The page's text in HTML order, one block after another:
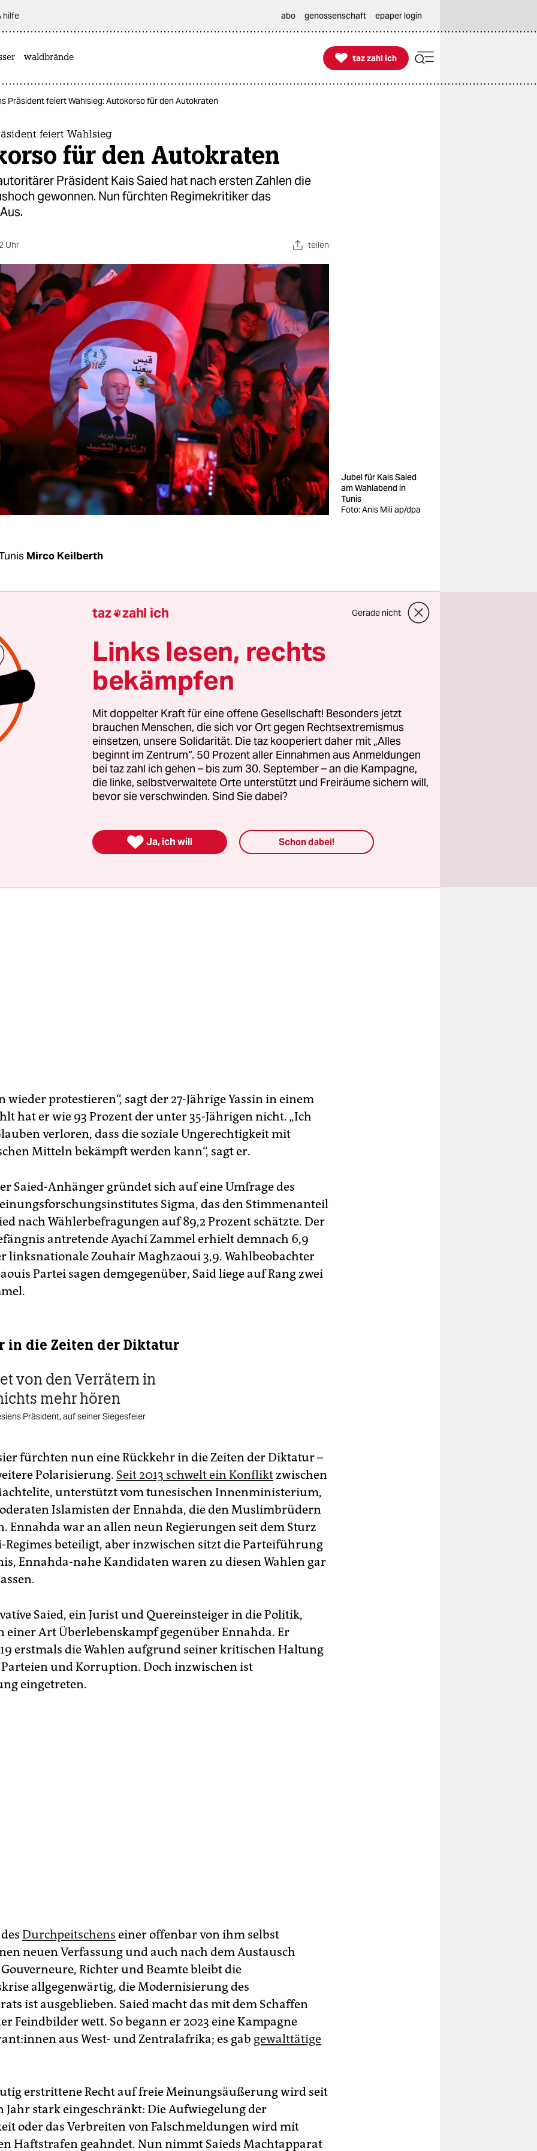
hilfe abo genossenschaft epaper login
waldbrände 
taz zahl ich
taz zahl ich
Präsident feiert Wahlsieg: Autokorso für den Autokraten
feiert Wahlsieg
für den Autokraten
Präsident Kais Saied hat nach ersten Zahlen die
gewonnen. Nun fürchten Regimekritiker das
Uhr teilen
Jubel für Kais Saied
am Wahlabend in
Tunis
Foto: Anis Mili ap/dpa
Mirco Keilberth
Stunden nach Schließung der Wahllokale erklärte sich
Kais Saiedam Sonntagabend zum Sieger der
Da hatte die
nationale Wahlbehörde ISIE
mit knapp 28 Prozent niedrige Wahlbeteiligung
Mehrere hundert Anhänger von Saied brachen
einem Autokorso auf. Vor dem Nationaltheater und den
staatlichen Fernsehens feierten sie ausgelassen.
von den Verrätern und Korrupten in Zukunft nichts mehr
der Präsident. In Kreisen der Zivilgesellschaft
am Montag Schockstarre. Nachdem in der
der Wahl die Büros mehrerer Menschenrechtsinitiativen
Ben Ali erinnert, der2011 im „Arabischen Frühling gestürzte
wieder protestieren“, sagt der 27-Jährige Yassin in einem
hat er wie 93 Prozent der unter 35-Jährigen nicht. „Ich
verloren, dass die soziale Ungerechtigkeit mit
Mitteln bekämpft werden kann“, sagt er.
Saied-Anhänger gründet sich auf eine Umfrage des
Sigma, das den Stimmenanteil
nach Wählerbefragungen auf 89,2 Prozent schätzte. Der
antretende Ayachi Zammel erhielt demnach 6,9
linksnationale Zouhair Maghzaoui 3,9. Wahlbeobachter
Partei sagen demgegenüber, Said liege auf Rang zwei
in die Zeiten der Diktatur
von den Verrätern in
mehr hören
Präsident, auf seiner Siegesfeier
fürchten nun eine Rückkehr in die Zeiten der Diktatur –
Polarisierung. Seit 2013 schwelt ein Konflikt zwischen
unterstützt vom tunesischen Innenministerium,
Islamisten der Ennahda, die den Muslimbrüdern
Ennahda war an allen neun Regierungen seit dem Sturz
Regimes beteiligt, aber inzwischen sitzt die Parteiführung
Ennahda-nahe Kandidaten waren zu diesen Wahlen gar
Saied, ein Jurist und Quereinsteiger in die Politik,
einer Art Überlebenskampf gegenüber Ennahda. Er
erstmals die Wahlen aufgrund seiner kritischen Haltung
und Korruption. Doch inzwischen ist
eingetreten.
Durchpeitschens einer offenbar von ihm selbst
neuen Verfassung und auch nach dem Austausch
Richter und Beamte bleibt die
allgegenwärtig, die Modernisierung des
ist ausgeblieben. Saied macht das mit dem Schaffen
Feindbilder wett. So begann er 2023 eine Kampagne
aus West- und Zentralafrika; es gab gewalttätige
erstrittene Recht auf freie Meinungsäußerung wird seit
Jahr stark eingeschränkt: Die Aufwiegelung der
oder das Verbreiten von Falschmeldungen wird mit
Haftstrafen geahndet. Nun nimmt Saieds Machtapparat
taz zahl ich Gerade nicht
Links lesen, rechts
bekämpfen
Mit doppelter Kraft für eine offene Gesellschaft! Besonders jetzt
brauchen Menschen, die sich vor Ort gegen Rechtsextremismus
einsetzen, unsere Solidarität. Die taz kooperiert daher mit „Alles
beginnt im Zentrum“. 50 Prozent aller Einnahmen aus Anmeldungen
bei taz zahl ich gehen – bis zum 30. September – an die Kampagne,
die linke, selbstverwaltete Orte unterstützt und Freiräume sichern will,
bevor sie verschwinden. Sind Sie dabei?
 Ja, ich will Schon dabei!